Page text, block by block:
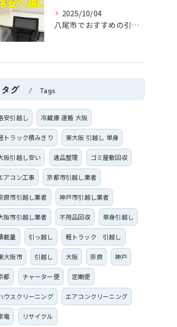
2025/10/04
八尾市でおすすめの引越し業者5選｜格安＆安心対応
タグ Tags
安引越し 冷蔵庫 運搬 大阪
トラック積みきり 東大阪 引越し 単身
阪引越し安い 遺品整理 ゴミ屋敷回収
アコン工事 京都市引越し業者
良市引越し業者 神戸市引越し業者
阪市引越し業者 不用品回収 単身引越し
載量 引っ越し 軽トラック 引越し
大阪市 引越し 大阪 奈良 神戸
都 チャーター便 定期便
ウスクリーニング エアコンクリーニング
電 リサイクル